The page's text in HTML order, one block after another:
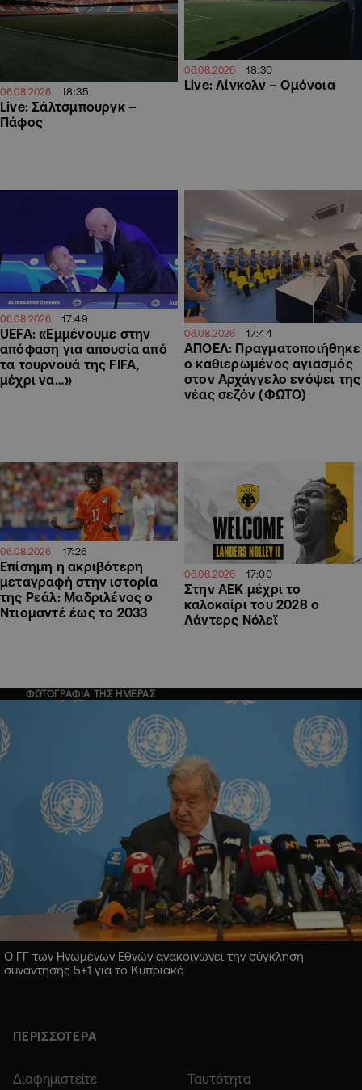
06.08.2026 18:35
Live: Σάλτσμπουργκ –
Πάφος
06.08.2026 18:30
Live: Λίνκολν – Ομόνοια
06.08.2026 17:49
UEFA: «Εμμένουμε στην
απόφαση για απουσία από
τα τουρνουά της FIFA,
μέχρι να…»
06.08.2026 17:44
ΑΠΟΕΛ: Πραγματοποιήθηκε
ο καθιερωμένος αγιασμός
στον Αρχάγγελο ενόψει της
νέας σεζόν (ΦΩΤΟ)
06.08.2026 17:26
Επίσημη η ακριβότερη
μεταγραφή στην ιστορία
της Ρεάλ: Μαδριλένος ο
Ντιομαντέ έως το 2033
06.08.2026 17:00
Στην ΑΕΚ μέχρι το
καλοκαίρι του 2028 ο
Λάντερς Νόλεϊ
ΦΩΤΟΓΡΑΦΙΑ ΤΗΣ ΗΜΕΡΑΣ
Ο ΓΓ των Ηνωμένων Εθνών ανακοινώνει την σύγκληση
συνάντησης 5+1 για το Κυπριακό
ΠΕΡΙΣΣΟΤΕΡΑ
Διαφημιστείτε Ταυτότητα